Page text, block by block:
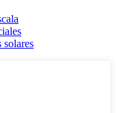
solares